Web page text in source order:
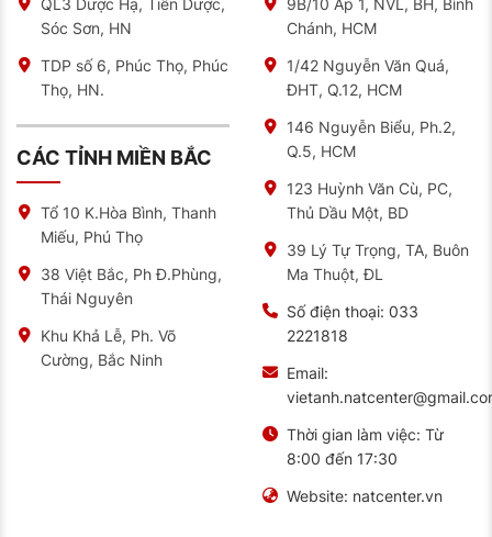
Sóc Sơn, HN
TDP số 6, Phúc Thọ, Phúc
Thọ, HN.
CÁC TỈNH MIỀN BẮC
Tổ 10 K.Hòa Bình, Thanh
Miếu, Phú Thọ
38 Việt Bắc, Ph Đ.Phùng,
Thái Nguyên
Khu Khả Lễ, Ph. Võ
Cường, Bắc Ninh
Chánh, HCM
1/42 Nguyễn Văn Quá,
ĐHT, Q.12, HCM
146 Nguyễn Biểu, Ph.2,
Q.5, HCM
123 Huỳnh Văn Cù, PC,
Thủ Dầu Một, BD
39 Lý Tự Trọng, TA, Buôn
Ma Thuột, ĐL
Số điện thoại: 033
2221818
Email:
Thời gian làm việc: Từ
8:00 đến 17:30
Website: natcenter.vn